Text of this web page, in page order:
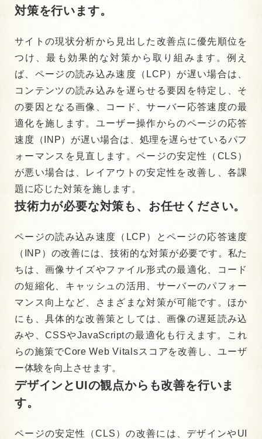
対策を行います。
サイトの現状分析から見出した改善点に優先順位を
つけ、最も効果的な対策から取り組みます。例え
ば、ページの読み込み速度（LCP）が遅い場合は、
コンテンツの読み込みを遅らせる要因を特定し、そ
の要因となる画像、コード、サーバー応答速度の最
適化を施します。ユーザー操作からのページの応答
速度（INP）が遅い場合は、処理を遅らせているパフ
ォーマンスを見直します。ページの安定性（CLS）
が悪い場合は、レイアウトの安定性を改善し、各課
題に応じた対策を施します。
技術力が必要な対策も、お任せください。
ページの読み込み速度（LCP）とページの応答速度
（INP）の改善には、技術的な対策が必要です。私た
ちは、画像サイズやファイル形式の最適化、コード
の短縮化、キャッシュの活用、サーバーのパフォー
マンス向上など、さまざまな対策が可能です。ほか
にも、具体的な改善策としては、画像の遅延読み込
みや、CSSやJavaScriptの最適化も行えます。これ
らの施策でCore Web Vitalsスコアを改善し、ユーザ
ー体験を向上させます。
デザインとUIの観点からも改善を行いま
す。
ページの安定性（CLS）の改善には、デザインやUI